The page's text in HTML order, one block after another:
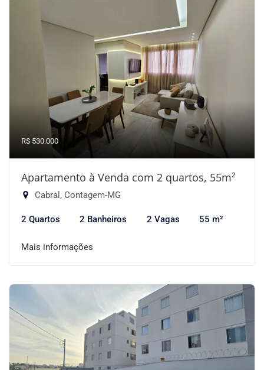
R$ 530.000
Apartamento à Venda com 2 quartos, 55m²
Cabral, Contagem-MG
2 Quartos 2 Banheiros 2 Vagas 55 m²
Mais informações